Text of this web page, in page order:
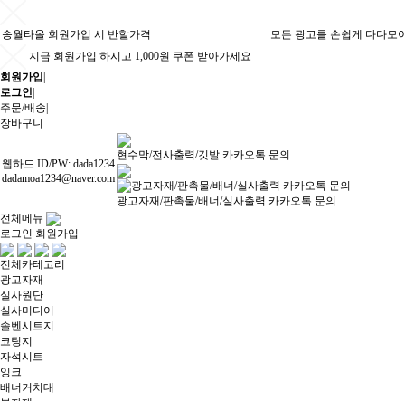
송월타올 회원가입 시 반할가격
모든 광고를 손쉽게 다다모
지금 회원가입 하시고 1,000원 쿠폰 받아가세요
회원가입
로그인
주문/배송
장바구니
웹하드 ID/PW: dada1234
dadamoa1234@naver.com
현수막/전사출력/깃발 카카오톡 문의
광고자재/판촉물/배너/실사출력 카카오톡 문의
전체메뉴
로그인 회원가입
전체카테고리
광고자재
실사원단
실사미디어
솔벤시트지
코팅지
자석시트
잉크
배너거치대